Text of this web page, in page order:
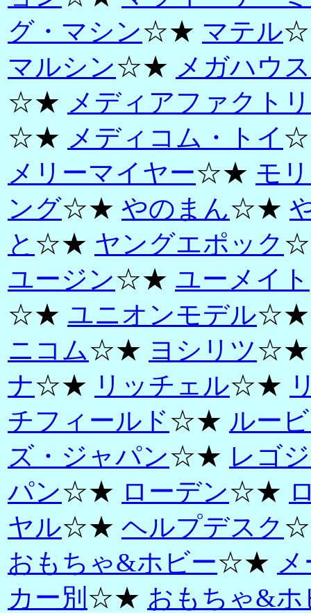
グ・マシン☆★ マテル
マルシン☆★ メガハウス
☆★ メディアファクト
☆★ メディコム・トイ
メリーマイヤー☆★ モ
ング☆★ やのまん☆★
と ☆★ ヤングエポック
ユージン☆★ ユーメイト
☆★ ユニオンモデル
ニコム☆★ ヨシリツ
ナ☆★ リッチェル☆★
チフィールド☆★ ルー
ズ・ジャパン☆★ レゴ
パン☆★ ローデン☆★
ヤル☆★ ヘルプデスク
おもちゃ&ホビー☆★
カー別 ☆★ おもちゃ&ホ